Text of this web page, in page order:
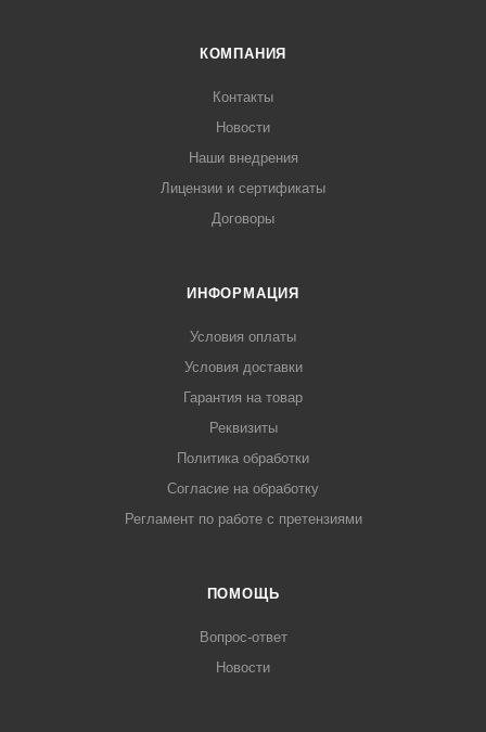
КОМПАНИЯ
Контакты
Новости
Наши внедрения
Лицензии и сертификаты
Договоры
ИНФОРМАЦИЯ
Условия оплаты
Условия доставки
Гарантия на товар
Реквизиты
Политика обработки
Согласие на обработку
Регламент по работе с претензиями
ПОМОЩЬ
Вопрос-ответ
Новости